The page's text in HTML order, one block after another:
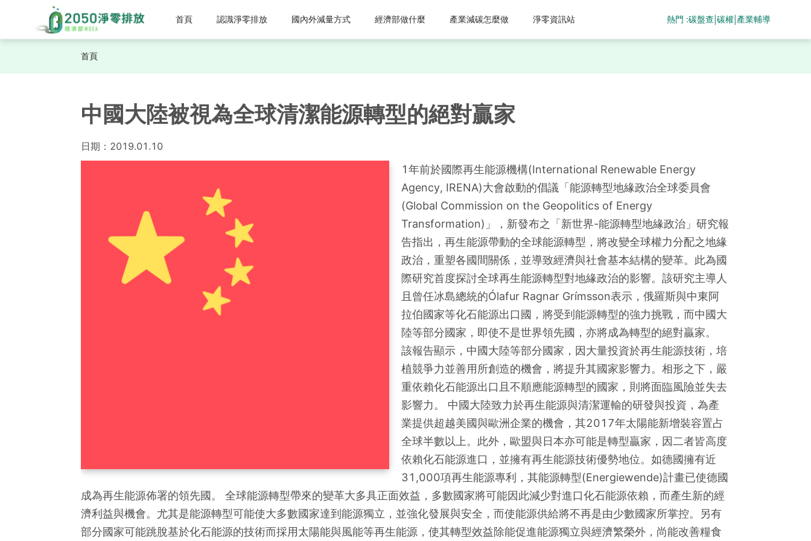
首頁 認識淨零排放 國內外減量方式 經濟部做什麼 產業減碳怎麼做 淨零資訊站 熱門 :碳盤查 |碳權 產業輔導
首頁
中國大陸被視為全球清潔能源轉型的絕對贏家
日期： 2019.01.10
1年前於國際再生能源機構(International Renewable Energy
Agency, IRENA)大會啟動的倡議「能源轉型地緣政治全球委員會
(Global Commission on the Geopolitics of Energy
Transformation)」，新發布之「新世界-能源轉型地緣政治」研究報
告指出，再生能源帶動的全球能源轉型，將改變全球權力分配之地緣
政治，重塑各國間關係，並導致經濟與社會基本結構的變革。此為國
際研究首度探討全球再生能源轉型對地緣政治的影響。該研究主導人
且曾任冰島總統的Ólafur Ragnar Grímsson表示，俄羅斯與中東阿
拉伯國家等化石能源出口國，將受到能源轉型的強力挑戰，而中國大
陸等部分國家，即使不是世界領先國，亦將成為轉型的絕對贏家。
該報告顯示，中國大陸等部分國家，因大量投資於再生能源技術，培
植競爭力並善用所創造的機會，將提升其國家影響力。相形之下，嚴
重依賴化石能源出口且不順應能源轉型的國家，則將面臨風險並失去
影響力。 中國大陸致力於再生能源與清潔運輸的研發與投資，為產
業提供超越美國與歐洲企業的機會，其2017年太陽能新增裝容置占
全球半數以上。此外，歐盟與日本亦可能是轉型贏家，因二者皆高度
依賴化石能源進口，並擁有再生能源技術優勢地位。如德國擁有近
31,000項再生能源專利，其能源轉型(Energiewende)計畫已使德國
成為再生能源佈署的領先國。 全球能源轉型帶來的變革大多具正面效益，多數國家將可能因此減少對進口化石能源依賴，而產生新的經
濟利益與機會。尤其是能源轉型可能使大多數國家達到能源獨立，並強化發展與安全，而使能源供給將不再是由少數國家所掌控。另有
部分國家可能跳脫基於化石能源的技術而採用太陽能與風能等再生能源，使其轉型效益除能促進能源獨立與經濟繁榮外，尚能改善糧食